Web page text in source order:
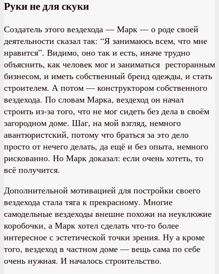
Руки не для скуки
Создатель этого вездехода — Марк — о роде своей
деятельности сказал так: “Я занимаюсь всем, что мне
нравится”. Видимо, оно так и есть, иначе трудно
объяснить, как человек мог и заниматься ресторанным
бизнесом, и иметь собственный бренд одежды, и стать
строителем. А потом — конструктором собственного
вездехода. По словам Марка, вездеход он начал
строить из-за того, что не мог сидеть без дела в своём
загородном доме. Шаг, на мой взгляд, немного
авантюристский, потому что браться за это дело
просто от нечего делать, да ещё и без опыта, немного
рискованно. Но Марк доказал: если очень хотеть, то
всё получится.
Дополнительной мотивацией для постройки своего
вездехода стала тяга к прекрасному. Многие
самодельные вездеходы внешне похожи на неуклюжие
коробочки, а Марк хотел сделать что-то более
интересное с эстетической точки зрения. Ну а кроме
того, вездеход в частном доме — вещь сама по себе
очень нужная. И началось строительство.